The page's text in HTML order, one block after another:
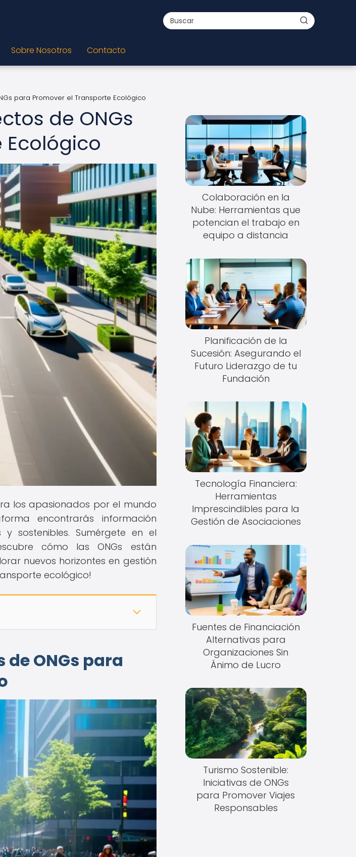
Sobre Nosotros Contacto
para Promover el Transporte Ecológico
de ONGs
Ecológico
los apasionados por el mundo
encontrarás información
sostenibles. Sumérgete en el
cómo las ONGs están
nuevos horizontes en gestión
ecológico!
ONGs para
Colaboración en la
Nube: Herramientas que
potencian el trabajo en
equipo a distancia
Planificación de la
Sucesión: Asegurando el
Futuro Liderazgo de tu
Fundación
Tecnología Financiera:
Herramientas
Imprescindibles para la
Gestión de Asociaciones
Fuentes de Financiación
Alternativas para
Organizaciones Sin
Ánimo de Lucro
Turismo Sostenible:
Iniciativas de ONGs
para Promover Viajes
Responsables